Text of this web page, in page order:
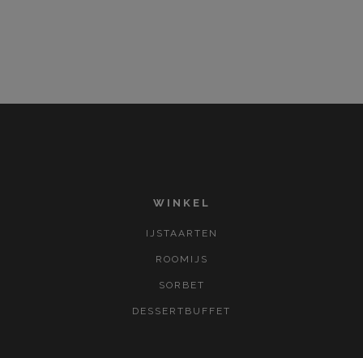
WINKEL
IJSTAARTEN
ROOMIJS
SORBET
DESSERTBUFFET